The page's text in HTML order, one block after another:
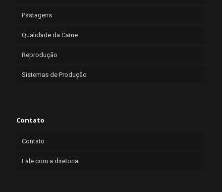
Pastagens
Qualidade da Carne
Reprodução
Sistemas de Produção
Contato
Contato
Fale com a diretoria